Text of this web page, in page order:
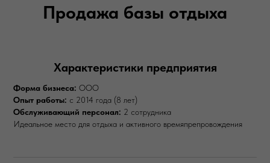
Продажа базы отдыха
Характеристики предприятия
Форма бизнеса: ООО
Опыт работы: с 2014 года (8 лет)
Обслуживающий персонал: 2 сотрудника
Идеальное место для отдыха и активного времяпрепровождения